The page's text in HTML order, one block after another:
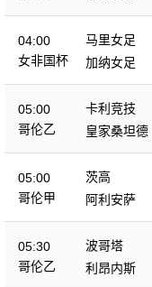
04:00
女非国杯
马里女足
加纳女足
05:00
哥伦乙
卡利竞技
皇家桑坦德
05:00
哥伦甲
茨高
阿利安萨
05:30
哥伦乙
波哥塔
利昂内斯